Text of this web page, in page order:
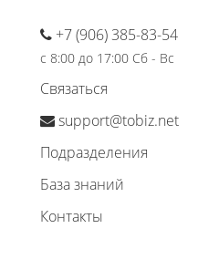
+7 (906) 385-83-54
с 8:00 до 17:00 Сб - Вс
Связаться
support@tobiz.net
Подразделения
База знаний
Контакты